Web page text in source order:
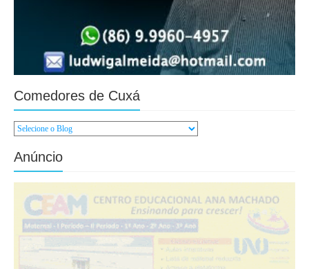
Comedores de Cuxá
Anúncio